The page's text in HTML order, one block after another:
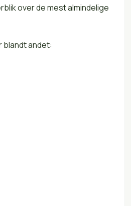
over de mest almindelige
blandt andet: